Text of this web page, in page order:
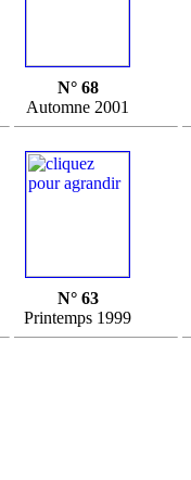
N° 68
Automne 2001
N° 63
Printemps 1999